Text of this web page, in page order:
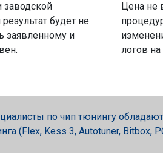
заводской
будет не
заявленному и
Цена не
логов на
по чип тюнингу
(Flex, Kess 3, Autotuner, Bitbox,